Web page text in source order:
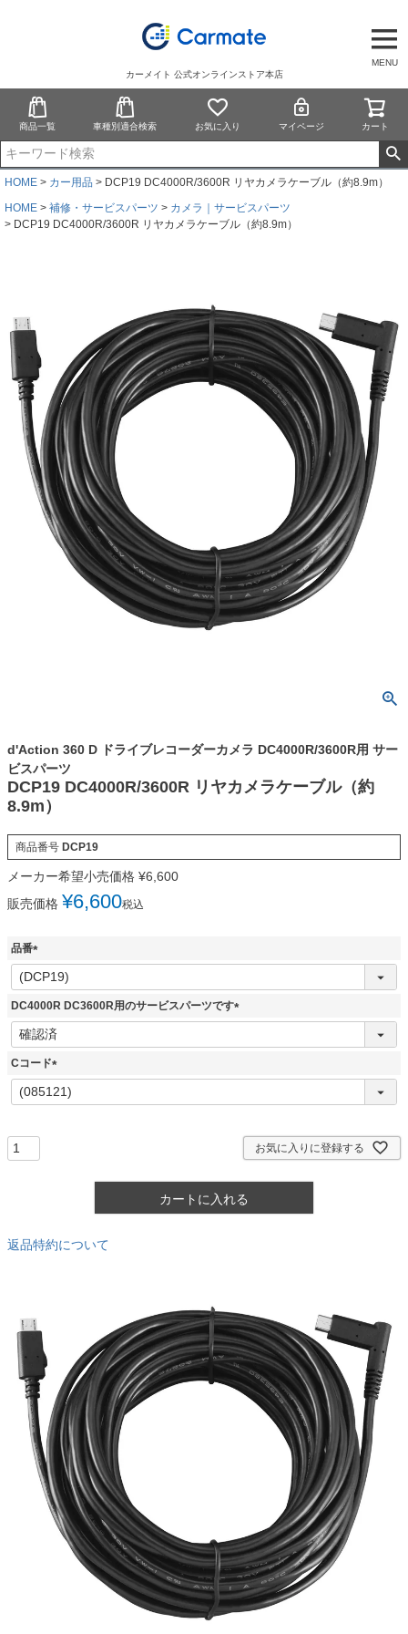
MENU
カーメイト 公式オンラインストア本店
商品一覧 車種別適合検索 お気に入り マイページ カート
HOME カー用品
DCP19 DC4000R/3600R リヤカメラケーブル（約8.9m）
HOME
補修・サービスパーツ
カメラ｜サービスパーツ
DCP19 DC4000R/3600R リヤカメラケーブル（約8.9m）
d'Action 360 D ドライブレコーダーカメラ DC4000R/3600R用 サー
ビスパーツ
DCP19 DC4000R/3600R リヤカメラケーブル（約
8.9m）
商品番号 DCP19
メーカー希望小売価格 ¥6,600
販売価格 ¥6,600税込
品番
(
必
須
DC4000R DC3600R用のサービスパーツです
(
Cコード
(
必
お気に入りに登録する
カートに入れる
返品特約について